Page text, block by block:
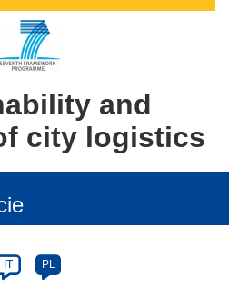
and
city logistics
IT PL